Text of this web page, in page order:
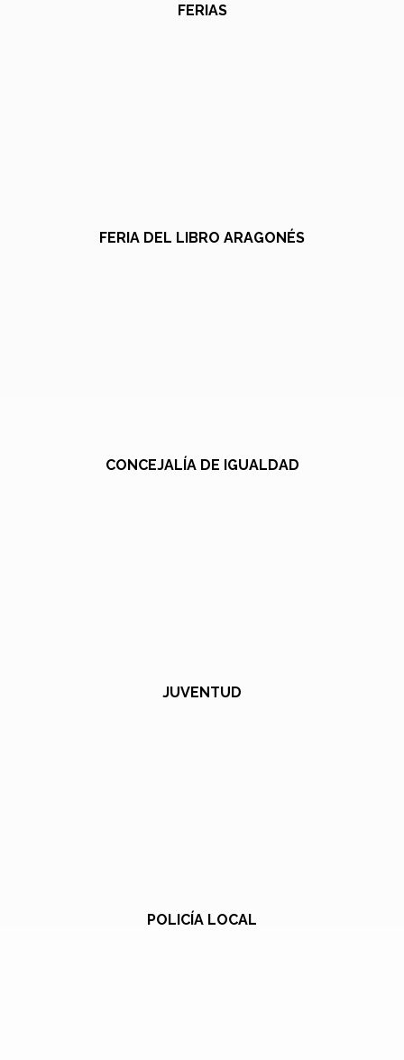
FERIAS
FERIA DEL LIBRO ARAGONÉS
CONCEJALÍA DE IGUALDAD
JUVENTUD
POLICÍA LOCAL